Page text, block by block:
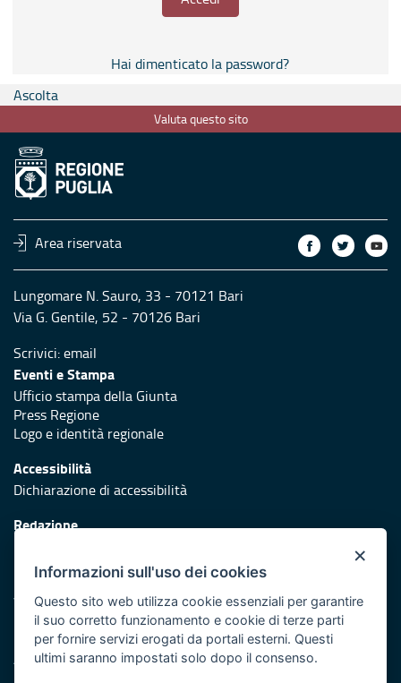
Hai dimenticato la password?
Ascolta
Valuta questo sito
Area riservata
Lungomare N. Sauro, 33 - 70121 Bari
Via G. Gentile, 52 - 70126 Bari
Scrivici:email
Eventi e Stampa
Ufficio stampa della Giunta
Press Regione
Logo e identità regionale
Accessibilità
Dichiarazione di accessibilità
Redazione
Protezione civile
Vai al sito di Protezione Civile Puglia
Iniziativa finanziata con risorse del POR Puglia 2014/2020 -
Asse XI
×
Informazioni sull'uso dei cookies
Questo sito web utilizza cookie essenziali per garantire
il suo corretto funzionamento e cookie di terze parti
per fornire servizi erogati da portali esterni. Questi
ultimi saranno impostati solo dopo il consenso.